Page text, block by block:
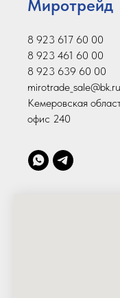
Миротрейд
8 923 617 60 00
8 923 461 60 00
8 923 639 60 00
mirotrade_sale@bk.ru
Кемеровская
офис 240